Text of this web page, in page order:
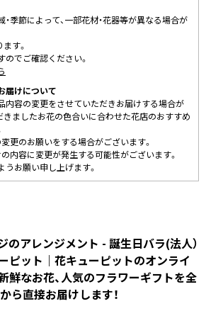
季節によって、一部花材・花器等が異なる場合が
す。
でご確認ください。
届けについて
内容の変更をさせていただきお届けする場合が
きましたお花の色合いに合わせた花店のおすすめ
更のお願いをする場合がございます。
内容に変更が発生する可能性がございます。
お願い申し上げます。
のアレンジメント - 誕生日バラ(法人）
ピット｜花キューピットのオンライ
鮮なお花、人気のフラワーギフトを全
ら直接お届けします！